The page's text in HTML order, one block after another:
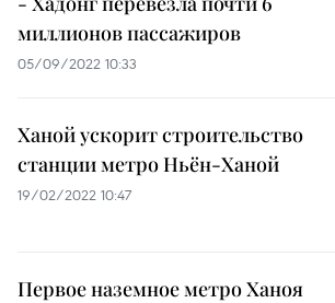
миллионов пассажиров
05/09/2022 10:33
Ханой ускорит строительство
станции метро Ньён-Ханой
19/02/2022 10:47
Первое наземное метро Ханоя